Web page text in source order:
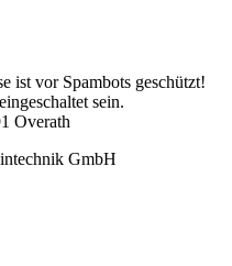
ist vor Spambots geschützt!
sein.
Overath
GmbH